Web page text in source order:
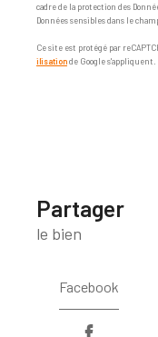
cadre de la protection des
Données sensibles dans le
Ce site est protégé par
ilisationde Google s'appliquent.
partager
le bien
Facebook